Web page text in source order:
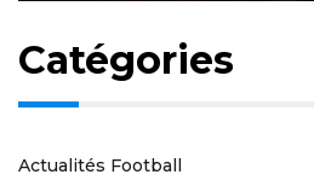
Catégories
Actualités Football